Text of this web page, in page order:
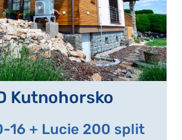
Kutnohorsko
16 + Lucie 200 split